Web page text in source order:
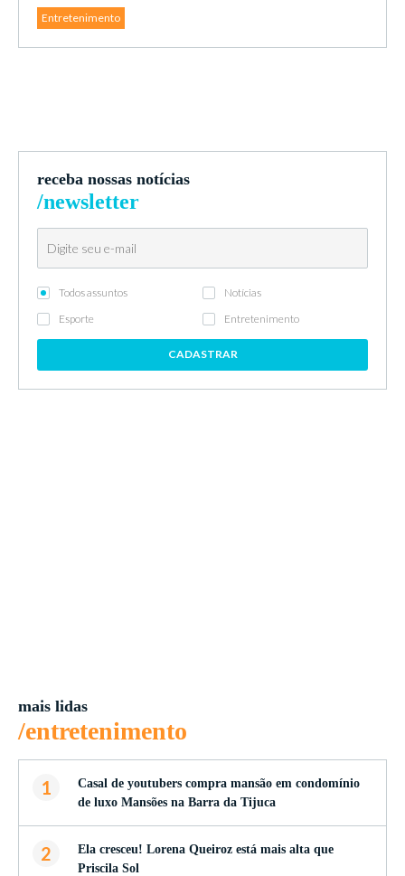
Entretenimento
receba nossas notícias
/newsletter
Todos assuntos
Notícias
Esporte
Entretenimento
CADASTRAR
mais lidas
/entretenimento
1
Casal de youtubers compra mansão em condomínio
de luxo Mansões na Barra da Tijuca
2
Ela cresceu! Lorena Queiroz está mais alta que
Priscila Sol